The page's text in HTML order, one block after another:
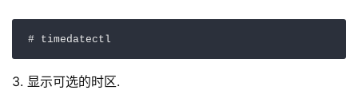
# timedatectl
3. 显示可选的时区.